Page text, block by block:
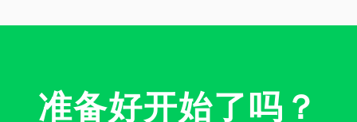
准备好开始了吗？